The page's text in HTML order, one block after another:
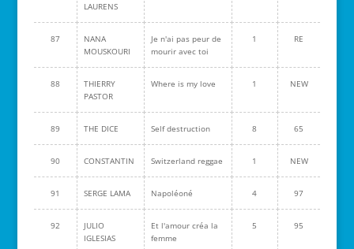
LAURENS
87
NANA
MOUSKOURI
Je n'ai pas peur de
mourir avec toi
1 RE
88
THIERRY
PASTOR
Where is my love 1 NEW
89 THE DICE Self destruction 8 65
90 CONSTANTIN Switzerland reggae 1 NEW
91 SERGE LAMA Napoléoné 4 97
92
JULIO
IGLESIAS
Et l'amour créa la
femme
5 95